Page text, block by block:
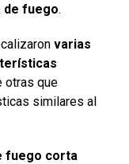
de fuego.
varias
otras que
similares al
fuego corta